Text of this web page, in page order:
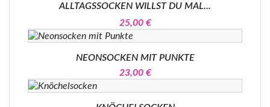
ALLTAGSSOCKEN WILLST DU MAL...
25,00 €
NEONSOCKEN MIT PUNKTE
23,00 €